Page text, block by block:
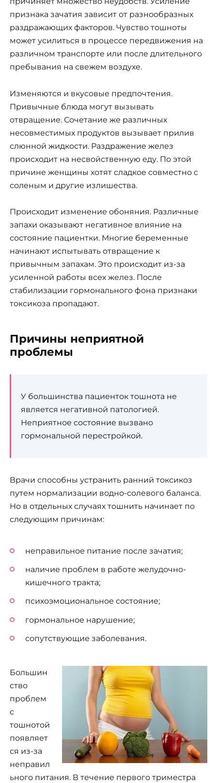
признака зачатия зависит от разнообразных
раздражающих факторов. Чувство тошноты
может усилиться в процессе передвижения на
различном транспорте или после длительного
пребывания на свежем воздухе.
Изменяются и вкусовые предпочтения.
Привычные блюда могут вызывать
отвращение. Сочетание же различных
несовместимых продуктов вызывает прилив
слюнной жидкости. Раздражение желез
происходит на несвойственную еду. По этой
причине женщины хотят сладкое совместно с
соленым и другие излишества.
Происходит изменение обоняния. Различные
запахи оказывают негативное влияние на
состояние пациентки. Многие беременные
начинают испытывать отвращение к
привычным запахам. Это происходит из-за
усиленной работы всех желез. После
стабилизации гормонального фона признаки
токсикоза пропадают.
Причины неприятной
проблемы
У большинства пациенток тошнота не
является негативной патологией.
Неприятное состояние вызвано
гормональной перестройкой.
Врачи способны устранить ранний токсикоз
путем нормализации водно-солевого баланса.
Но в отдельных случаях тошнить начинает по
следующим причинам:
неправильное питание после зачатия;
наличие проблем в работе желудочно-
кишечного тракта;
психоэмоциональное состояние;
гормональное нарушение;
сопутствующие заболевания.
Большин
ство
проблем
с
тошнотой
появляет
ся из-за
неправил
ьного питания. В течение первого триместра